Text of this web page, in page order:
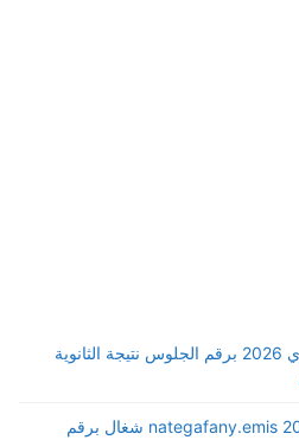
معرفة نتيجة الصف الثالث الثانوي 2026 برقم الجلوس نتيجة الثانوية
رابط نتيجة الدبلومات الفنية 2026 nategafany.emis شغال برقم